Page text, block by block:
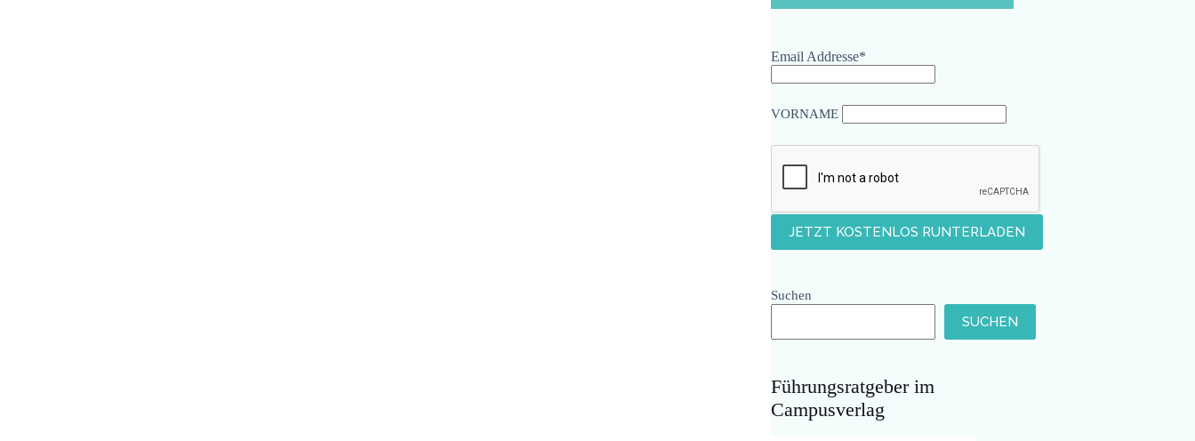
Email Addresse*
VORNAME
Suchen
SUCHEN
Führungsratgeber im
Campusverlag